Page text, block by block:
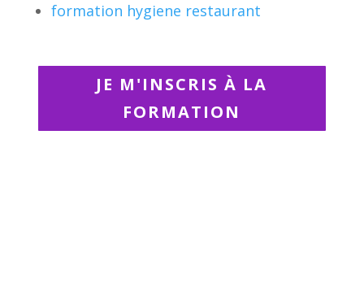
formation hygiene restaurant
JE M'INSCRIS À LA
FORMATION